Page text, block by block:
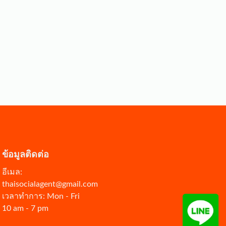
ข้อมูลติดต่อ
อีเมล:
thaisocialagent@gmail.com
เวลาทำการ: Mon - Fri
10 am - 7 pm